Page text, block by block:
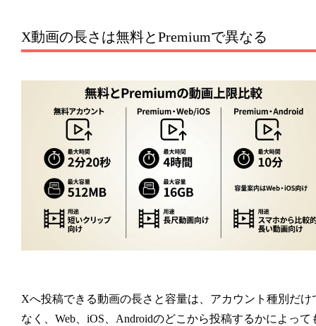
X動画の長さは無料とPremiumで異なる
Xへ投稿できる動画の長さと容量は、アカウント種別だけ
なく、Web、iOS、Androidのどこから投稿するかによって